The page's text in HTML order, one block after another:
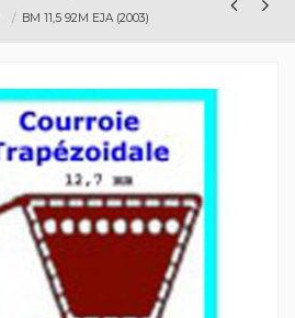
BM 11,5 92M EJA (2003)